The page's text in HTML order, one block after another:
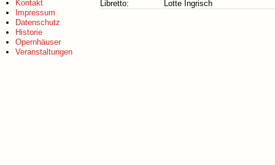
Kontakt
Impressum
Datenschutz
Historie
Opernhäuser
Veranstaltungen
Libretto:
Lotte Ingrisch